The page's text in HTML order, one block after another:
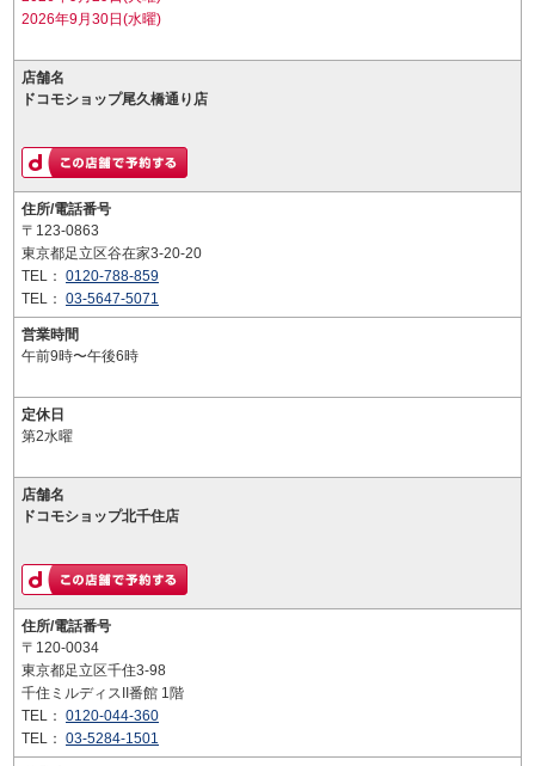
2026年9月30日(水曜)
店舗名
ドコモショップ尾久橋通り店
住所/電話番号
〒123-0863
東京都足立区谷在家3-20-20
TEL： 0120-788-859
TEL： 03-5647-5071
営業時間
午前9時〜午後6時
定休日
第2水曜
店舗名
ドコモショップ北千住店
住所/電話番号
〒120-0034
東京都足立区千住3-98
千住ミルディスII番館 1階
TEL： 0120-044-360
TEL： 03-5284-1501